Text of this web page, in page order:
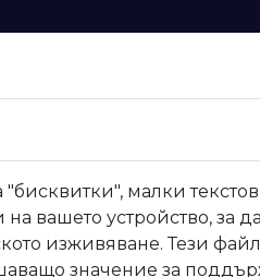
малки
вашето устройство, за да
изживяване. Тези
значение за
PVC 15х15 ЧЕРНА - 3м.
19.430.02